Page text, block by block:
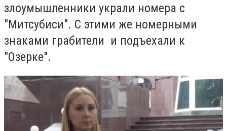
злоумышленники украли номера с
"Митсубиси". С этими же номерными
знаками грабители и подъехали к
"Озерке".